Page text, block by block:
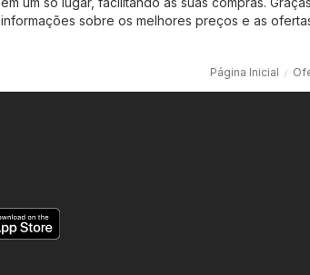
informações sobre os melhores preços e as
Página Inicial